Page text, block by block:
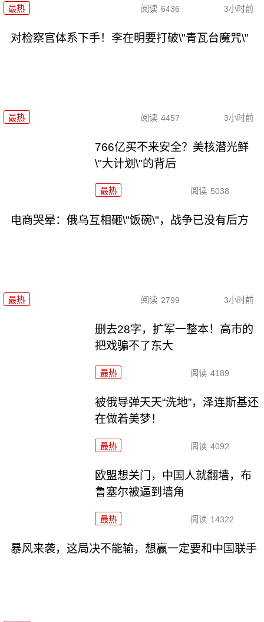
最热 阅读 6436 3小时前
对检察官体系下手！李在明要打破\"青瓦台魔咒\"
最热 阅读 4457 3小时前
766亿买不来安全？美核潜光鲜
\"大计划\"的背后
最热 阅读 5038
电商哭晕：俄乌互相砸\"饭碗\"，战争已没有后方
最热 阅读 2799 3小时前
删去28字，扩军一整本！高市的
把戏骗不了东大
最热 阅读 4189
被俄导弹天天“洗地”，泽连斯基还
在做着美梦！
最热 阅读 4092
欧盟想关门，中国人就翻墙，布
鲁塞尔被逼到墙角
最热 阅读 14322
暴风来袭，这局决不能输，想赢一定要和中国联手